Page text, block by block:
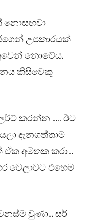
නොසඟවා
උපකාරයක්
නොවේය.
කිසිවෙකු
කරන්න ….. ඊට
දැනගත්තාම
ඒක අමතක කරා…
වෙලාවට එහෙම
වුණා… සර්